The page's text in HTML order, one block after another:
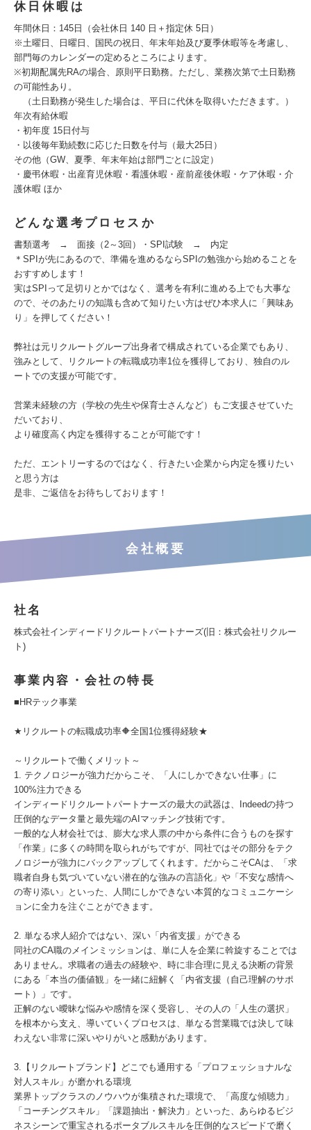
休日休暇は
年間休日：145日（会社休日 140 日＋指定休 5日）
※土曜日、日曜日、国民の祝日、年末年始及び夏季休暇等を考慮し、
部門毎のカレンダーの定めるところによります。
※初期配属先RAの場合、原則平日勤務。ただし、業務次第で土日勤務
の可能性あり。
（土日勤務が発生した場合は、平日に代休を取得いただきます。）
年次有給休暇
・初年度 15日付与
・以後毎年勤続数に応じた日数を付与（最大25日）
その他（GW、夏季、年末年始は部門ごとに設定）
・慶弔休暇・出産育児休暇・看護休暇・産前産後休暇・ケア休暇・介
護休暇 ほか
どんな選考プロセスか
書類選考 → 面接（2～3回）・SPI試験 → 内定
＊SPIが先にあるので、準備を進めるならSPIの勉強から始めることを
おすすめします！
実はSPIって足切りとかではなく、選考を有利に進める上でも大事な
ので、そのあたりの知識も含めて知りたい方はぜひ本求人に「興味あ
り」を押してください！
弊社は元リクルートグループ出身者で構成されている企業でもあり、
強みとして、リクルートの転職成功率1位を獲得しており、独自のル
ートでの支援が可能です。
営業未経験の方（学校の先生や保育士さんなど）もご支援させていた
だいており、
より確度高く内定を獲得することが可能です！
ただ、エントリーするのではなく、行きたい企業から内定を獲りたい
と思う方は
是非、ご返信をお待ちしております！
会社概要
社名
株式会社インディードリクルートパートナーズ(旧：株式会社リクルー
ト)
事業内容・会社の特長
■HRテック事業
★リクルートの転職成功率🔶全国1位獲得経験★
～リクルートで働くメリット～
1. テクノロジーが強力だからこそ、「人にしかできない仕事」に
100%注力できる
インディードリクルートパートナーズの最大の武器は、Indeedの持つ
圧倒的なデータ量と最先端のAIマッチング技術です。
一般的な人材会社では、膨大な求人票の中から条件に合うものを探す
「作業」に多くの時間を取られがちですが、同社ではその部分をテク
ノロジーが強力にバックアップしてくれます。だからこそCAは、「求
職者自身も気づいていない潜在的な強みの言語化」や「不安な感情へ
の寄り添い」といった、人間にしかできない本質的なコミュニケーシ
ョンに全力を注ぐことができます。
2. 単なる求人紹介ではない、深い「内省支援」ができる
同社のCA職のメインミッションは、単に人を企業に斡旋することでは
ありません。求職者の過去の経験や、時に非合理に見える決断の背景
にある「本当の価値観」を一緒に紐解く「内省支援（自己理解のサポ
ート）」です。
正解のない曖昧な悩みや感情を深く受容し、その人の「人生の選択」
を根本から支え、導いていくプロセスは、単なる営業職では決して味
わえない非常に深いやりがいと感動があります。
3.【リクルートブランド】どこでも通用する「プロフェッショナルな
対人スキル」が磨かれる環境
業界トップクラスのノウハウが集積された環境で、「高度な傾聴力」
「コーチングスキル」「課題抽出・解決力」といった、あらゆるビジ
ネスシーンで重宝されるポータブルスキルを圧倒的なスピードで磨く